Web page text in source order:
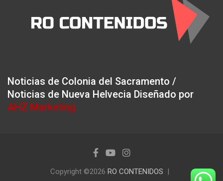
Noticias de Colonia del Sacramento /
Noticias de Nueva Helvecia Diseñado por
AHZ Marketing
Copyright ©2026 RO CONTENIDOS